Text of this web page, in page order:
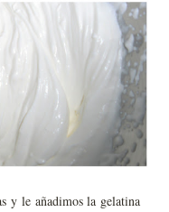
y le añadimos la gelatina